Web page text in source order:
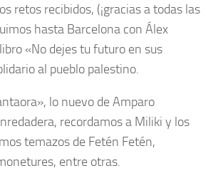
retos recibidos, (¡gracias a todas las
hasta Barcelona con Álex
«No dejes tu futuro en sus
al pueblo palestino.
lo nuevo de Amparo
recordamos a Miliki y los
temazos de Fetén Fetén,
entre otras.